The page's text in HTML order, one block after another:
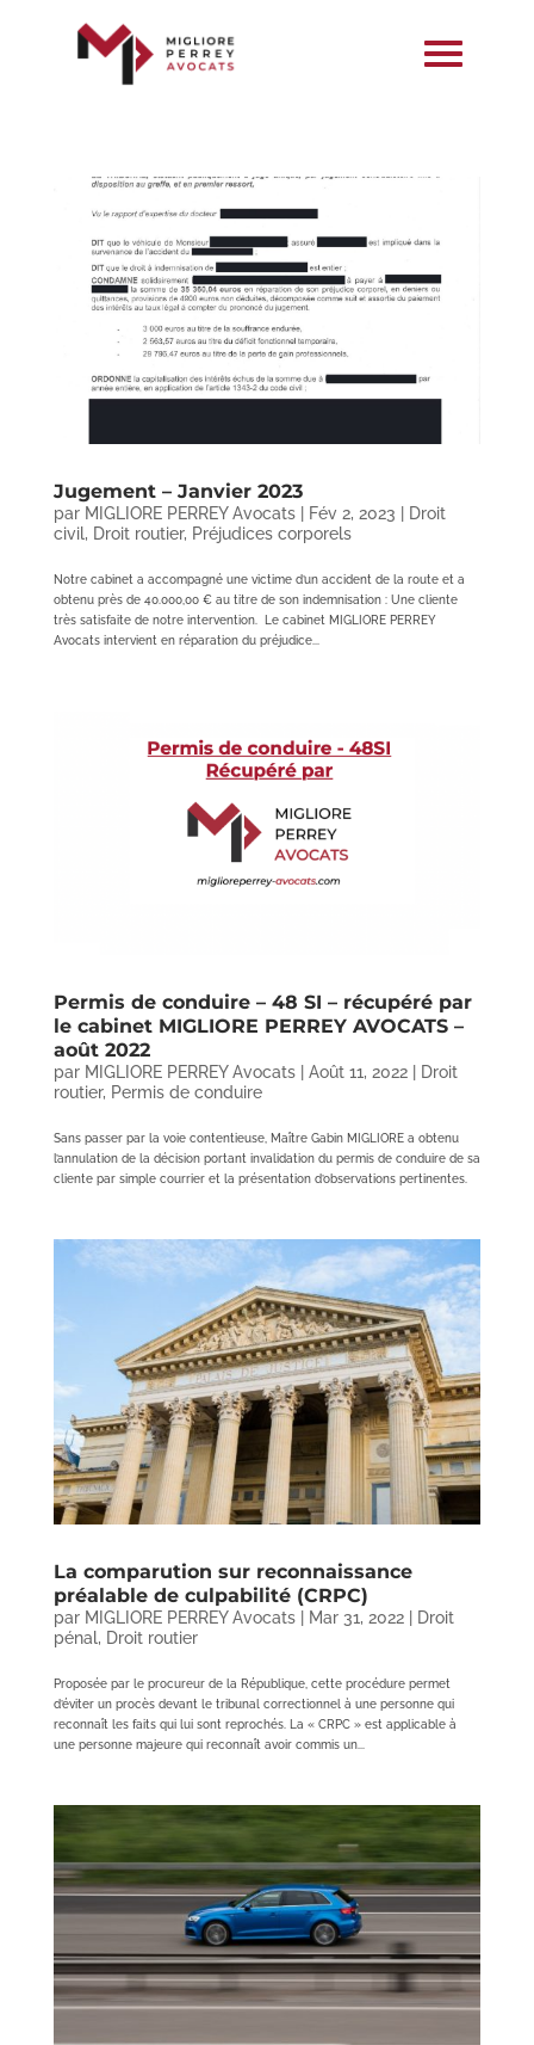
Jugement – Janvier 2023
par MIGLIORE PERREY Avocats| Fév 2, 2023
Droit
civil, Droit routier, Préjudices corporels
Notre cabinet a accompagné une victime d’un accident de la route et a
obtenu près de 40.000,00 € au titre de son indemnisation : Une cliente
très satisfaite de notre intervention. Le cabinet MIGLIORE PERREY
Avocats intervient en réparation du préjudice...
Permis de conduire – 48 SI – récupéré par
le cabinet MIGLIORE PERREY AVOCATS –
août 2022
par MIGLIORE PERREY Avocats| Août 11, 2022|
Droit
routier, Permis de conduire
Sans passer par la voie contentieuse, Maître Gabin MIGLIORE a obtenu
l’annulation de la décision portant invalidation du permis de conduire de sa
cliente par simple courrier et la présentation d’observations pertinentes.
La comparution sur reconnaissance
préalable de culpabilité (CRPC)
par MIGLIORE PERREY Avocats| Mar 31, 2022| Droit
pénal, Droit routier
Proposée par le procureur de la République, cette procédure permet
d’éviter un procès devant le tribunal correctionnel à une personne qui
reconnaît les faits qui lui sont reprochés. La « CRPC » est applicable à
une personne majeure qui reconnaît avoir commis un...